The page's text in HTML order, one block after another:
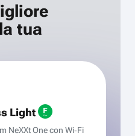
tua
Light
NeXXt One con Wi‑Fi